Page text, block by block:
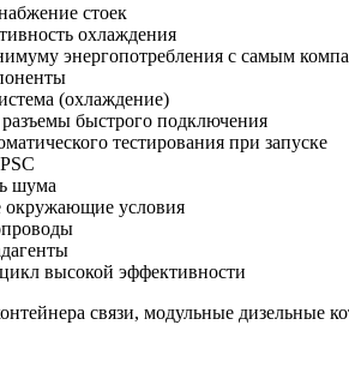
стоек
охлаждения
энергопотребления с самым
(охлаждение)
быстрого подключения
тестирования при запуске
шума
окружающие условия
высокой эффективности
связи, модульные дизельные